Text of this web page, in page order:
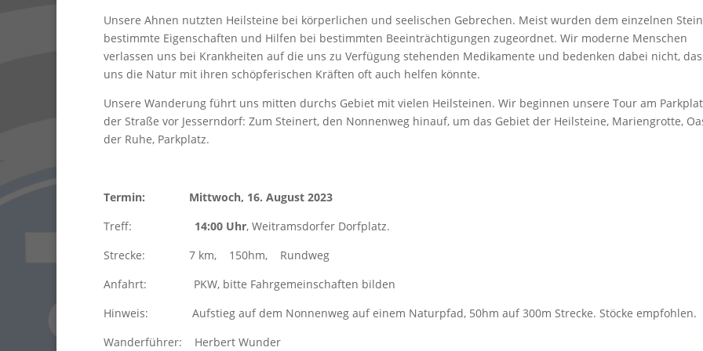
Unsere Ahnen nutzten Heilsteine bei körperlichen und seelischen Gebrechen. Meist wurden dem einzelnen Stein
bestimmte Eigenschaften und Hilfen bei bestimmten Beeinträchtigungen zugeordnet. Wir moderne Menschen
verlassen uns bei Krankheiten auf die uns zu Verfügung stehenden Medikamente und bedenken dabei nicht,
uns die Natur mit ihren schöpferischen Kräften oft auch helfen könnte.
Unsere Wanderung führt uns mitten durchs Gebiet mit vielen Heilsteinen. Wir beginnen unsere Tour am
der Straße vor Jesserndorf: Zum Steinert, den Nonnenweg hinauf, um das Gebiet der Heilsteine, Mariengrotte,
der Ruhe, Parkplatz.
Termin: Mittwoch, 16. August 2023
Treff: 14:00 Uhr, Weitramsdorfer Dorfplatz.
Strecke: 7 km, 150hm, Rundweg
Anfahrt: PKW, bitte Fahrgemeinschaften bilden
Hinweis: Aufstieg auf dem Nonnenweg auf einem Naturpfad, 50hm auf 300m Strecke. Stöcke empfohlen.
Wanderführer: Herbert Wunder